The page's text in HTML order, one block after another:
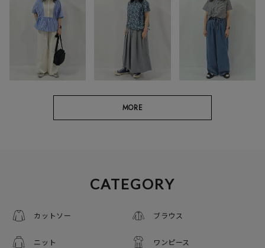
MORE
CATEGORY
カットソー ブラウス
ニット ワンピース